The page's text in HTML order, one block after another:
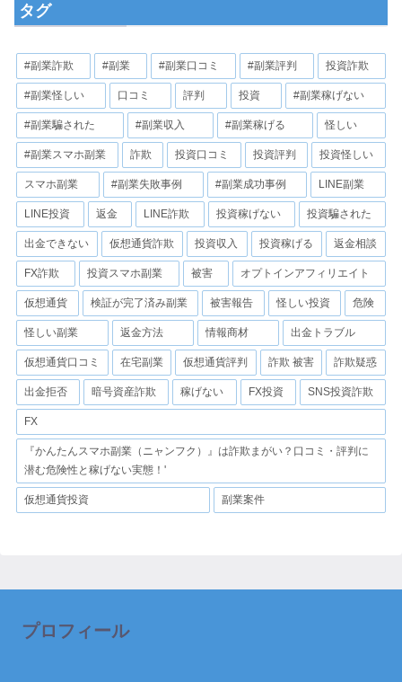
タグ
#副業詐欺 #副業 #副業口コミ #副業評判 投資詐欺
#副業怪しい 口コミ 評判 投資 #副業稼げない
#副業騙された #副業収入 #副業稼げる 怪しい
#副業スマホ副業 詐欺 投資口コミ 投資評判 投資怪しい
スマホ副業 #副業失敗事例 #副業成功事例 LINE副業
LINE投資 返金 LINE詐欺 投資稼げない 投資騙された
出金できない 仮想通貨詐欺 投資収入 投資稼げる 返金相談
FX詐欺 投資スマホ副業 被害 オプトインアフィリエイト
仮想通貨 検証が完了済み副業 被害報告 怪しい投資 危険
怪しい副業 返金方法 情報商材 出金トラブル
仮想通貨口コミ 在宅副業 仮想通貨評判 詐欺 被害 詐欺疑惑
出金拒否 暗号資産詐欺 稼げない FX投資 SNS投資詐欺
FX
『かんたんスマホ副業（ニャンフク）』は詐欺まがい？口コミ・評判に
潜む危険性と稼げない実態！'
仮想通貨投資 副業案件
プロフィール